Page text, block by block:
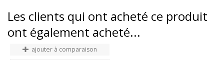
Les clients qui ont acheté ce produit
ont également acheté...
ajouter à comparaison